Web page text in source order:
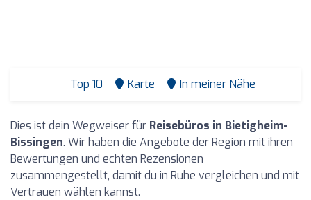
Top 10 Karte In meiner Nähe
Dies ist dein Wegweiser für Reisebüros in Bietigheim-
Bissingen. Wir haben die Angebote der Region mit ihren
Bewertungen und echten Rezensionen
zusammengestellt, damit du in Ruhe vergleichen und mit
Vertrauen wählen kannst.